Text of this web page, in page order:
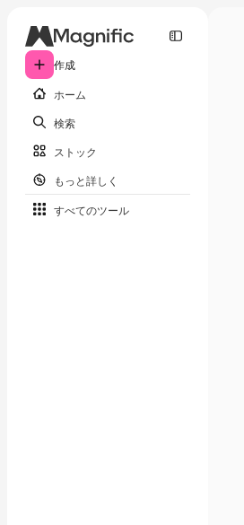
作成
ホーム
検索
ストック
もっと詳しく
すべてのツール